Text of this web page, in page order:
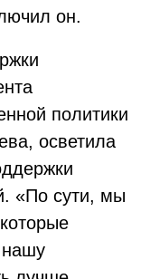
он.
политики
осветила
«По сути, мы